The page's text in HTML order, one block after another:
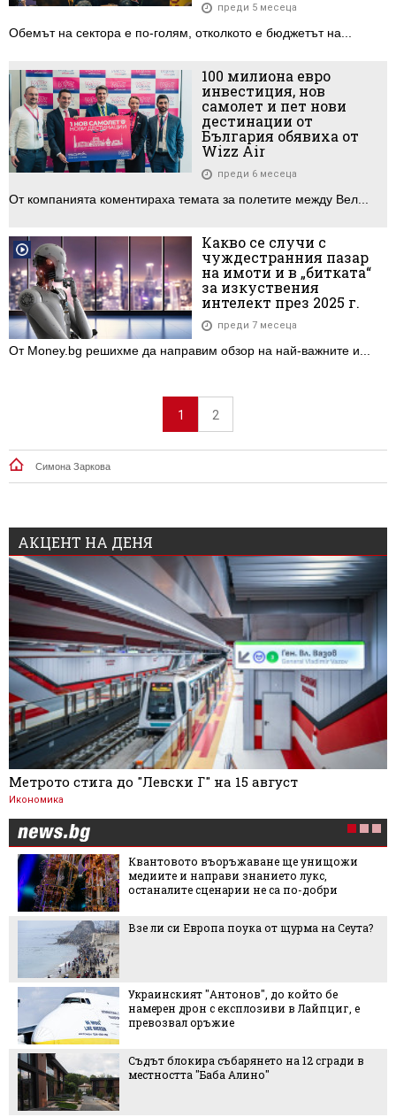
преди 5 месеца
Обемът на сектора е по-голям, отколкото е бюджетът на...
100 милиона евро
инвестиция, нов
самолет и пет нови
дестинации от
България обявиха от
Wizz Air
преди 6 месеца
От компанията коментираха темата за полетите между Вел...
Какво се случи с
чуждестранния пазар
на имоти и в „битката“
за изкуствения
интелект през 2025 г.
преди 7 месеца
От Money.bg решихме да направим обзор на най-важните и...
1 2
Симона Заркова
АКЦЕНТ НА ДЕНЯ
Метрото стига до "Левски Г" на 15 август
Икономика
Квантовото въоръжаване ще унищожи
медиите и направи знанието лукс,
останалите сценарии не са по-добри
Взе ли си Европа поука от щурма на Сеута?
Украинският "Антонов", до който бе
намерен дрон с експлозиви в Лайпциг, е
превозвал оръжие
Съдът блокира събарянето на 12 сгради в
местността "Баба Алино"